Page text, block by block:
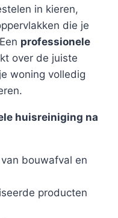
in kieren,
die je
professionele
over de juiste
woning volledig
huisreiniging na
bouwafval en
producten